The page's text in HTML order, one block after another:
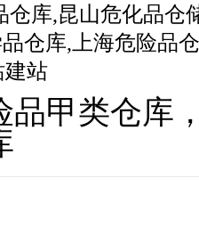
甲类仓库